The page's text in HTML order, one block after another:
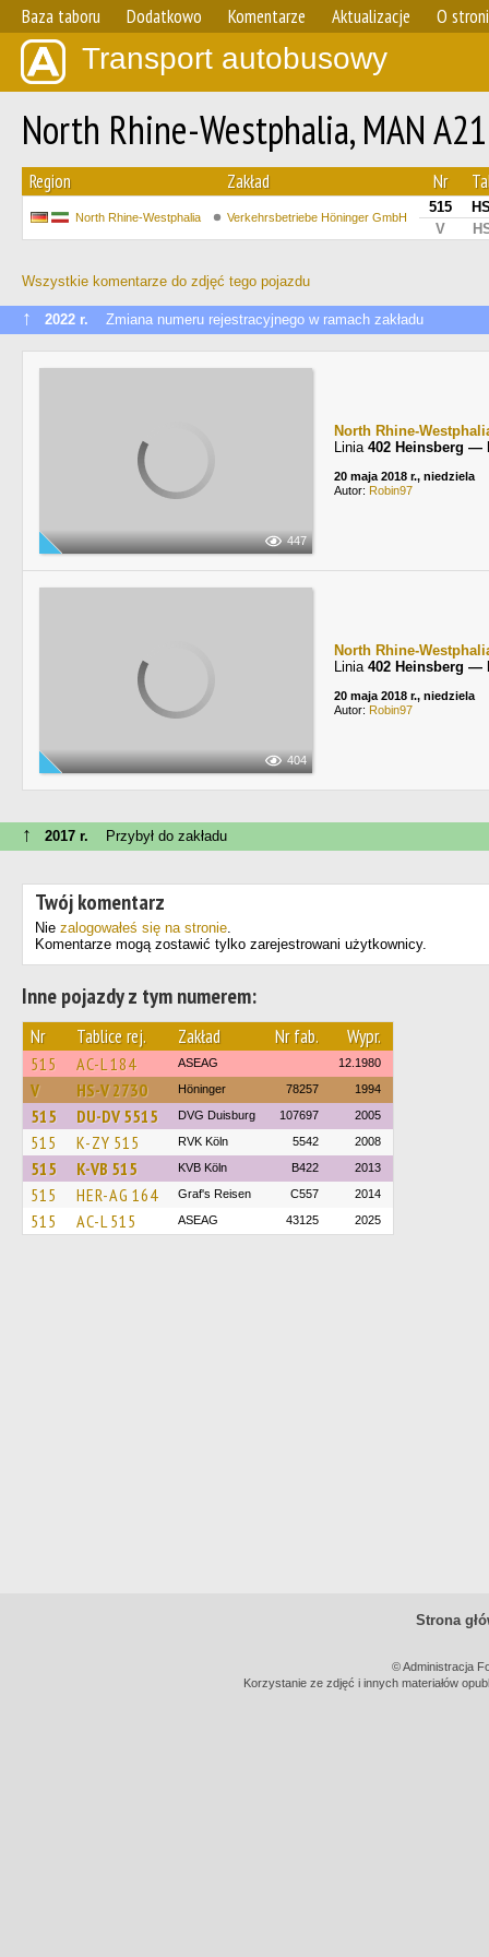
Baza taboru Dodatkowo Komentarze Aktualizacje O
Transport autobusowy
North Rhine-Westphalia, MAN
Region Zakład Nr
North Rhine-Westphalia Verkehrsbetriebe Höninger GmbH
515
V
Wszystkie komentarze do zdjęć tego pojazdu
↑ 2022 r. Zmiana numeru rejestracyjnego w ramach zakładu
447
North Rhine-
Linia 402 Heinsberg —
20 maja 2018 r., niedziela
Autor: Robin97
404
North Rhine-
Linia 402 Heinsberg —
20 maja 2018 r., niedziela
Autor: Robin97
↑ 2017 r. Przybył do zakładu
Twój komentarz
Nie zalogowałeś się na stronie.
Komentarze mogą zostawić tylko zarejestrowani użytkownicy.
Inne pojazdy z tym numerem:
Nr Tablice rej. Zakład Nr fab. Wypr.
515 AC-L 184 ASEAG 12.1980
V HS-V 2730 Höninger 78257 1994
515 DU-DV 5515 DVG Duisburg 107697 2005
515 K-ZY 515 RVK Köln 5542 2008
515 K-VB 515 KVB Köln B422 2013
515 HER-AG 164 Graf's Reisen C557 2014
515 AC-L 515 ASEAG 43125 2025
Strona
© Administracja
Korzystanie ze zdjęć i innych materiałów